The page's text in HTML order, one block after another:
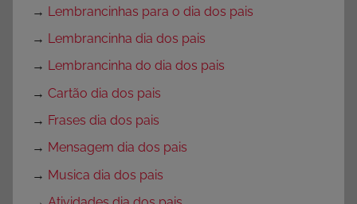
→ Lembrancinhas para o dia dos pais
→ Lembrancinha dia dos pais
→ Lembrancinha do dia dos pais
→ Cartão dia dos pais
→ Frases dia dos pais
→ Mensagem dia dos pais
→ Musica dia dos pais